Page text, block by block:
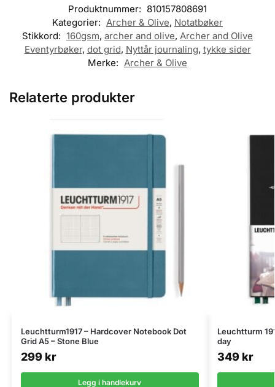
Produktnummer: 810157808691
Kategorier: Archer & Olive, Notatbøker
Stikkord: 160gsm, archer and olive, Archer and Olive
Eventyrbøker, dot grid, Nyttår journaling, tykke sider
Merke: Archer & Olive
Relaterte produkter
Leuchtturm1917 – Hardcover Notebook Dot
Grid A5 – Stone Blue
299 kr
Legg i handlekurv
Leuchtturm
day
349 kr